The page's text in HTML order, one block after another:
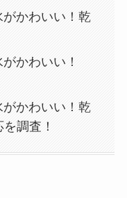
がかわいい！乾
かわいい！
がかわいい！乾
調査！